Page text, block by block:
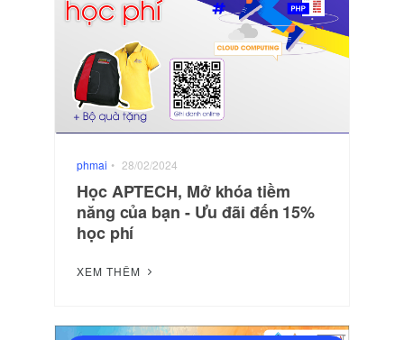
phmai • 28/02/2024
Học APTECH, Mở khóa tiềm
năng của bạn - Ưu đãi đến 15%
học phí
XEM THÊM